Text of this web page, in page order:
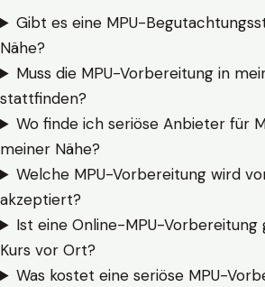
Gibt es eine MPU-
Nähe?
Muss die MPU-Vorbereitung in
stattfinden?
Wo finde ich seriöse Anbieter für
meiner Nähe?
Welche MPU-Vorbereitung wird
akzeptiert?
Ist eine Online-MPU-Vorbereitung
Kurs vor Ort?
Was kostet eine seriöse MPU-